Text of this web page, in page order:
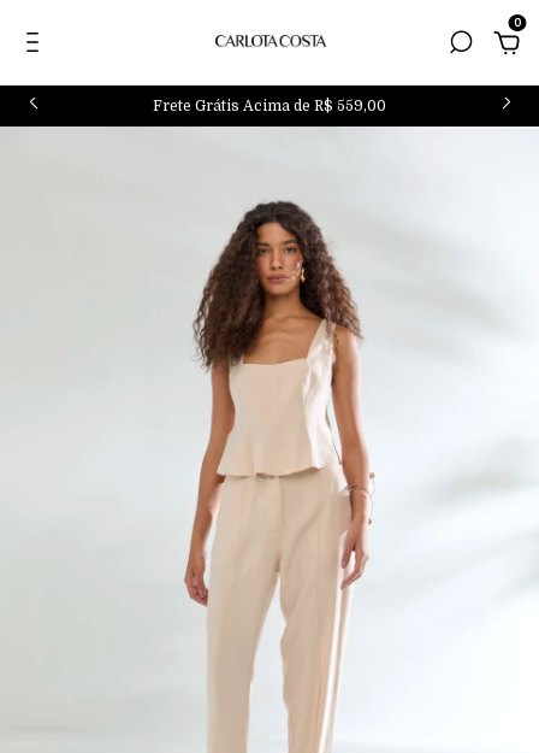
0
Frete Grátis Acima de R$ 559,00